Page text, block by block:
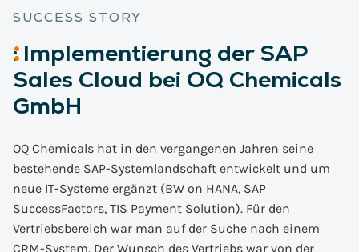
SUCCESS STORY
:Implementierung der SAP
Sales Cloud bei OQ Chemicals
GmbH
OQ Chemicals hat in den vergangenen Jahren seine
bestehende SAP-Systemlandschaft entwickelt und um
neue IT-Systeme ergänzt (BW on HANA, SAP
SuccessFactors, TIS Payment Solution). Für den
Vertriebsbereich war man auf der Suche nach einem
CRM-System. Der Wunsch des Vertriebs war von der